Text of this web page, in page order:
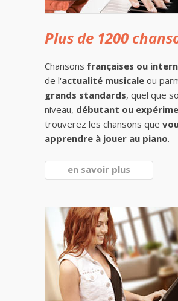
Plus de 1200
Chansons françaises ou
de l'actualité musicale ou
grands standards, quel que
niveau, débutant ou
trouverez les chansons que
apprendre à jouer au piano.
en savoir plus